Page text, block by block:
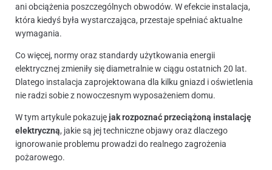
ani obciążenia poszczególnych obwodów. W efekcie instalacja,
która kiedyś była wystarczająca, przestaje spełniać aktualne
wymagania.
Co więcej, normy oraz standardy użytkowania energii
elektrycznej zmieniły się diametralnie w ciągu ostatnich 20 lat.
Dlatego instalacja zaprojektowana dla kilku gniazd i oświetlenia
nie radzi sobie z nowoczesnym wyposażeniem domu.
W tym artykule pokazujęjak rozpoznać przeciążoną instalację
elektryczną, jakie są jej techniczne objawy oraz dlaczego
ignorowanie problemu prowadzi do realnego zagrożenia
pożarowego.